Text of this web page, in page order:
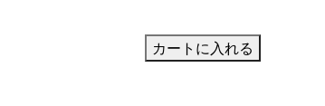
カートに入れる